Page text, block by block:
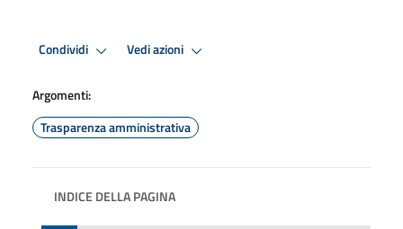
Condividi Vedi azioni
Argomenti:
Trasparenza amministrativa
INDICE DELLA PAGINA